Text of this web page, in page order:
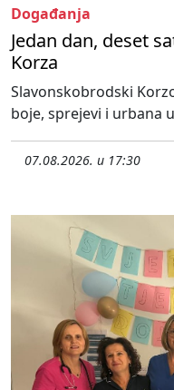
Događanja
Jedan dan, deset
Korza
Slavonskobrodski
boje, sprejevi i urbana
07.08.2026. u 17:30